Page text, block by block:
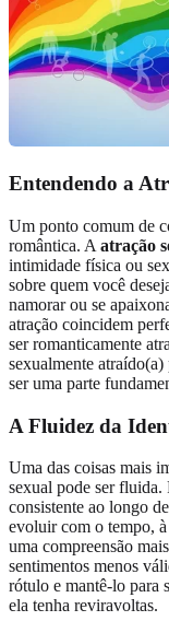
Entendendo a
Um ponto comum de
romântica. A atração
intimidade física ou
sobre quem você
namorar ou se
atração coincidem
ser romanticamente
sexualmente
ser uma parte
A Fluidez da
Uma das coisas mais
sexual pode ser fluida.
consistente ao longo
evoluir com o tempo,
uma compreensão
sentimentos menos
rótulo e mantê-lo para
ela tenha reviravoltas.